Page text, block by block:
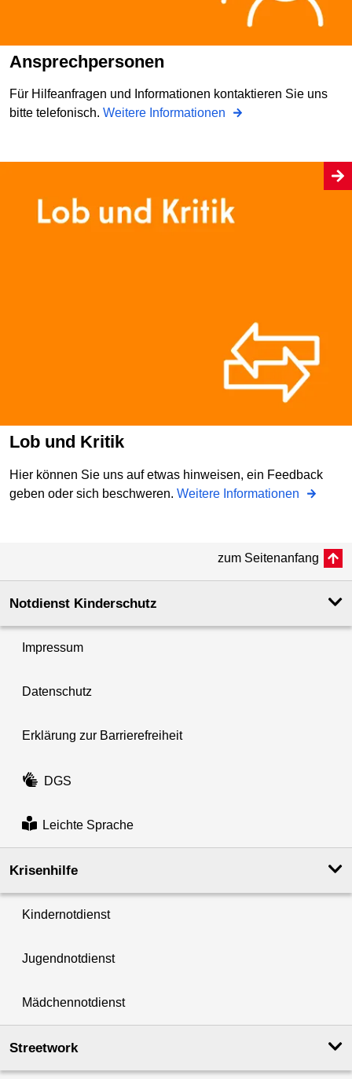
Ansprechpersonen
Für Hilfeanfragen und Informationen kontaktieren Sie uns
bitte telefonisch. Weitere Informationen
Lob und Kritik
Hier können Sie uns auf etwas hinweisen, ein Feedback
geben oder sich beschweren. Weitere Informationen
zum Seitenanfang
Notdienst Kinderschutz
Impressum
Datenschutz
Erklärung zur Barrierefreiheit
DGS
Leichte Sprache
Krisenhilfe
Kindernotdienst
Jugendnotdienst
Mädchennotdienst
Streetwork